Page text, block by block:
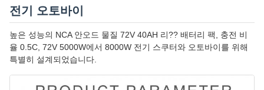
전기 오토바이
높은 성능의 NCA 안오드 물질 72V 40AH 리?? 배터리 팩, 충전 비
율 0.5C, 72V 5000W에서 8000W 전기 스쿠터와 오토바이를 위해
특별히 설계되었습니다.